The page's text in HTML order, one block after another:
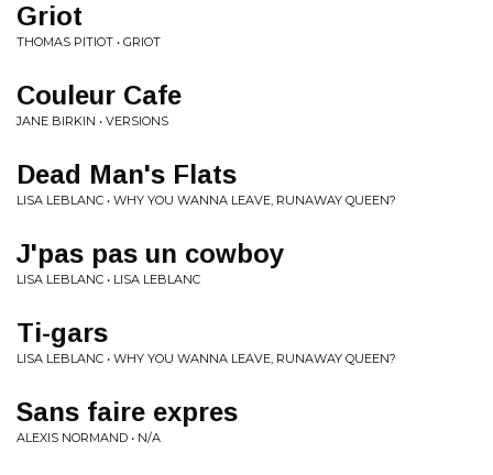
Griot
THOMAS PITIOT • GRIOT
Couleur Cafe
JANE BIRKIN • VERSIONS
Dead Man's Flats
LISA LEBLANC • WHY YOU WANNA LEAVE, RUNAWAY QUEEN?
J'pas pas un cowboy
LISA LEBLANC • LISA LEBLANC
Ti-gars
LISA LEBLANC • WHY YOU WANNA LEAVE, RUNAWAY QUEEN?
Sans faire expres
ALEXIS NORMAND • N/A